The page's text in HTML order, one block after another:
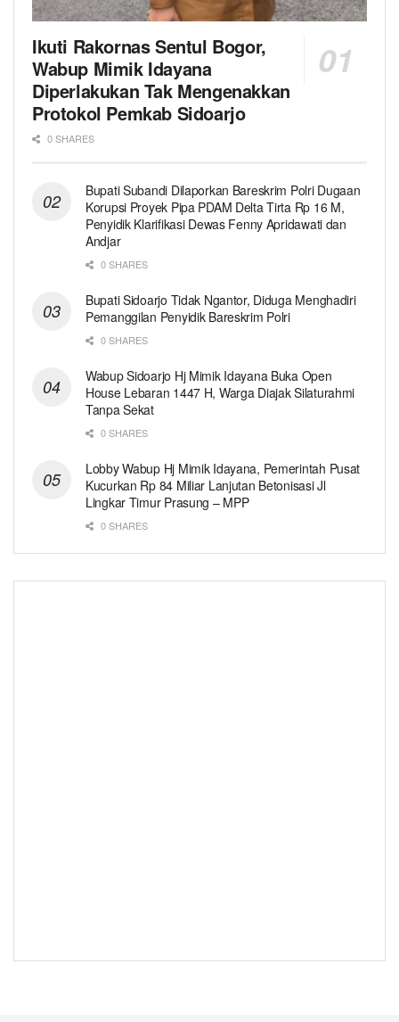
Ikuti Rakornas Sentul Bogor,
Wabup Mimik Idayana
Diperlakukan Tak Mengenakkan
Protokol Pemkab Sidoarjo
0 SHARES
Bupati Subandi Dilaporkan Bareskrim Polri Dugaan
Korupsi Proyek Pipa PDAM Delta Tirta Rp 16 M,
Penyidik Klarifikasi Dewas Fenny Apridawati dan
Andjar
0 SHARES
Bupati Sidoarjo Tidak Ngantor, Diduga Menghadiri
Pemanggilan Penyidik Bareskrim Polri
0 SHARES
Wabup Sidoarjo Hj Mimik Idayana Buka Open
House Lebaran 1447 H, Warga Diajak Silaturahmi
Tanpa Sekat
0 SHARES
Lobby Wabup Hj Mimik Idayana, Pemerintah Pusat
Kucurkan Rp 84 Miliar Lanjutan Betonisasi Jl
Lingkar Timur Prasung – MPP
0 SHARES